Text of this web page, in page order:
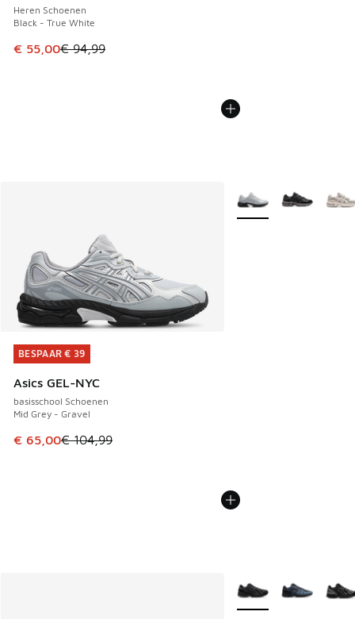
Heren Schoenen
Black - True White
Dit artikel is in de uitverkoop. Dit artikel is in de
€ 55,00€ 94,99
BESPAAR € 39
Asics GEL-NYC
basisschool Schoenen
Mid Grey - Gravel
Dit artikel is in de uitverkoop. Dit artikel is in de
€ 65,00€ 104,99
BESPAAR € 39
Meer kleuren
Meer kleuren